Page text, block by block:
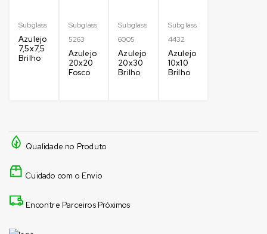
Subglass
Azulejo
7,5x7,5
Brilho
Subglass
5263
Azulejo
20x20
Fosco
Subglass
6005
Azulejo
20x30
Brilho
Subglass
4432
Azulejo
10x10
Brilho
Qualidade no Produto
Cuidado com o Envio
Encontre Parceiros Próximos